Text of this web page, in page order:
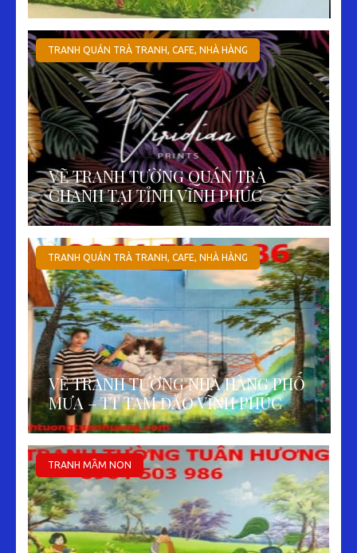
TRANH QUÁN TRÀ TRANH, CAFE, NHÀ HÀNG
VẼ TRANH TƯỜNG QUÁN TRÀ
CHANH TẠI TỈNH VĨNH PHÚC
TRANH QUÁN TRÀ TRANH, CAFE, NHÀ HÀNG
VẼ TRANH TƯỜNG NHÀ HÀNG PHỐ
MƯA – TT TAM ĐẢO VĨNH PHÚC
TRANH MẦM NON